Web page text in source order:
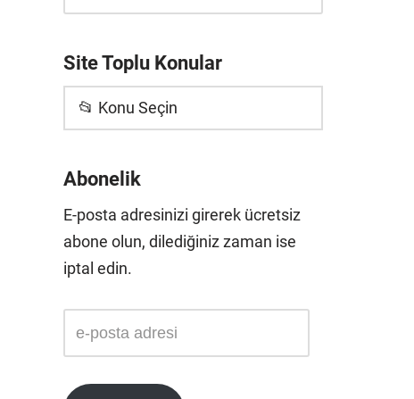
Site Toplu Konular
📂 Konu Seçin
Abonelik
E-posta adresinizi girerek ücretsiz
abone olun, dilediğiniz zaman ise
iptal edin.